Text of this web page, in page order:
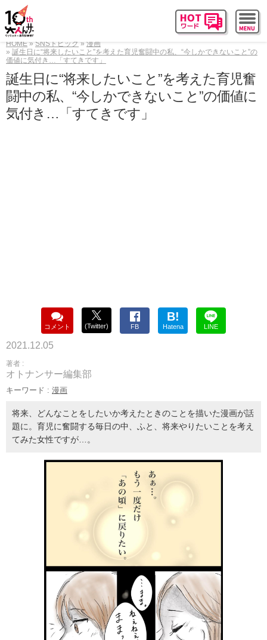
HOME SNSトピック
漫画
誕生日に“将来したいこと”を考えた育児奮闘中の私、“今しかできないこと”の
価値に気付き…「すてきです」
誕生日に“将来したいこと”を考えた育児奮
闘中の私、“今しかできないこと”の価値に
気付き…「すてきです」
コメント (Twitter) FB
B!
Hatena LINE
2021.12.05
著者 :
オトナンサー編集部
キーワード : 漫画
将来、どんなことをしたいか考えたときのことを描いた漫画が話
題に。育児に奮闘する毎日の中、ふと、将来やりたいことを考え
てみた女性ですが…。